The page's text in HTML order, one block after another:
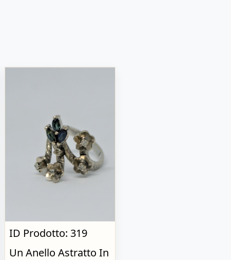
ID Prodotto: 319
Un Anello Astratto In